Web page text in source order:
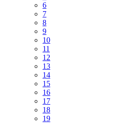
6
7
8
9
10
11
12
13
14
15
16
17
18
19